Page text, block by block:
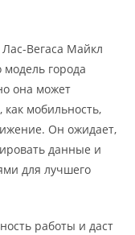
Вегаса Майкл
города
она может
мобильность,
Он ожидает,
данные и
для лучшего
работы и даст